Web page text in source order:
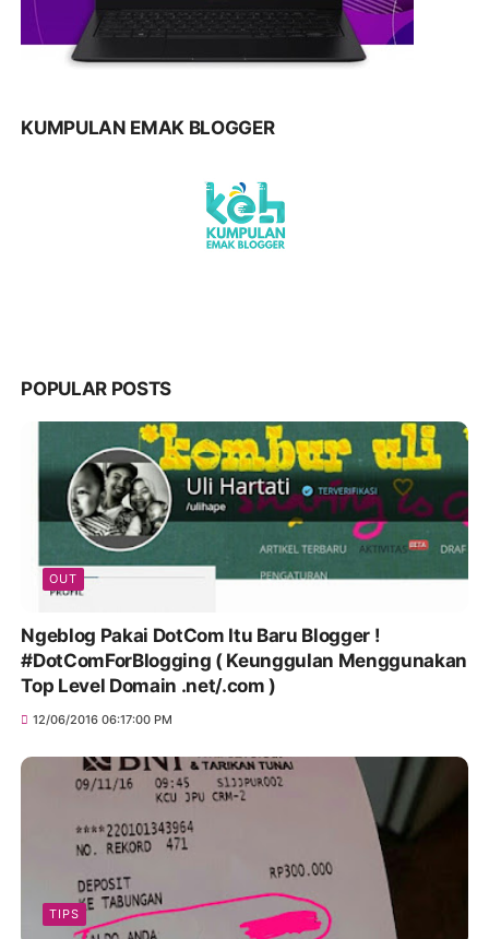
KUMPULAN EMAK BLOGGER
POPULAR POSTS
OUT
Ngeblog Pakai DotCom Itu Baru Blogger !
#DotComForBlogging ( Keunggulan Menggunakan
Top Level Domain .net/.com )
12/06/2016 06:17:00 PM
TIPS